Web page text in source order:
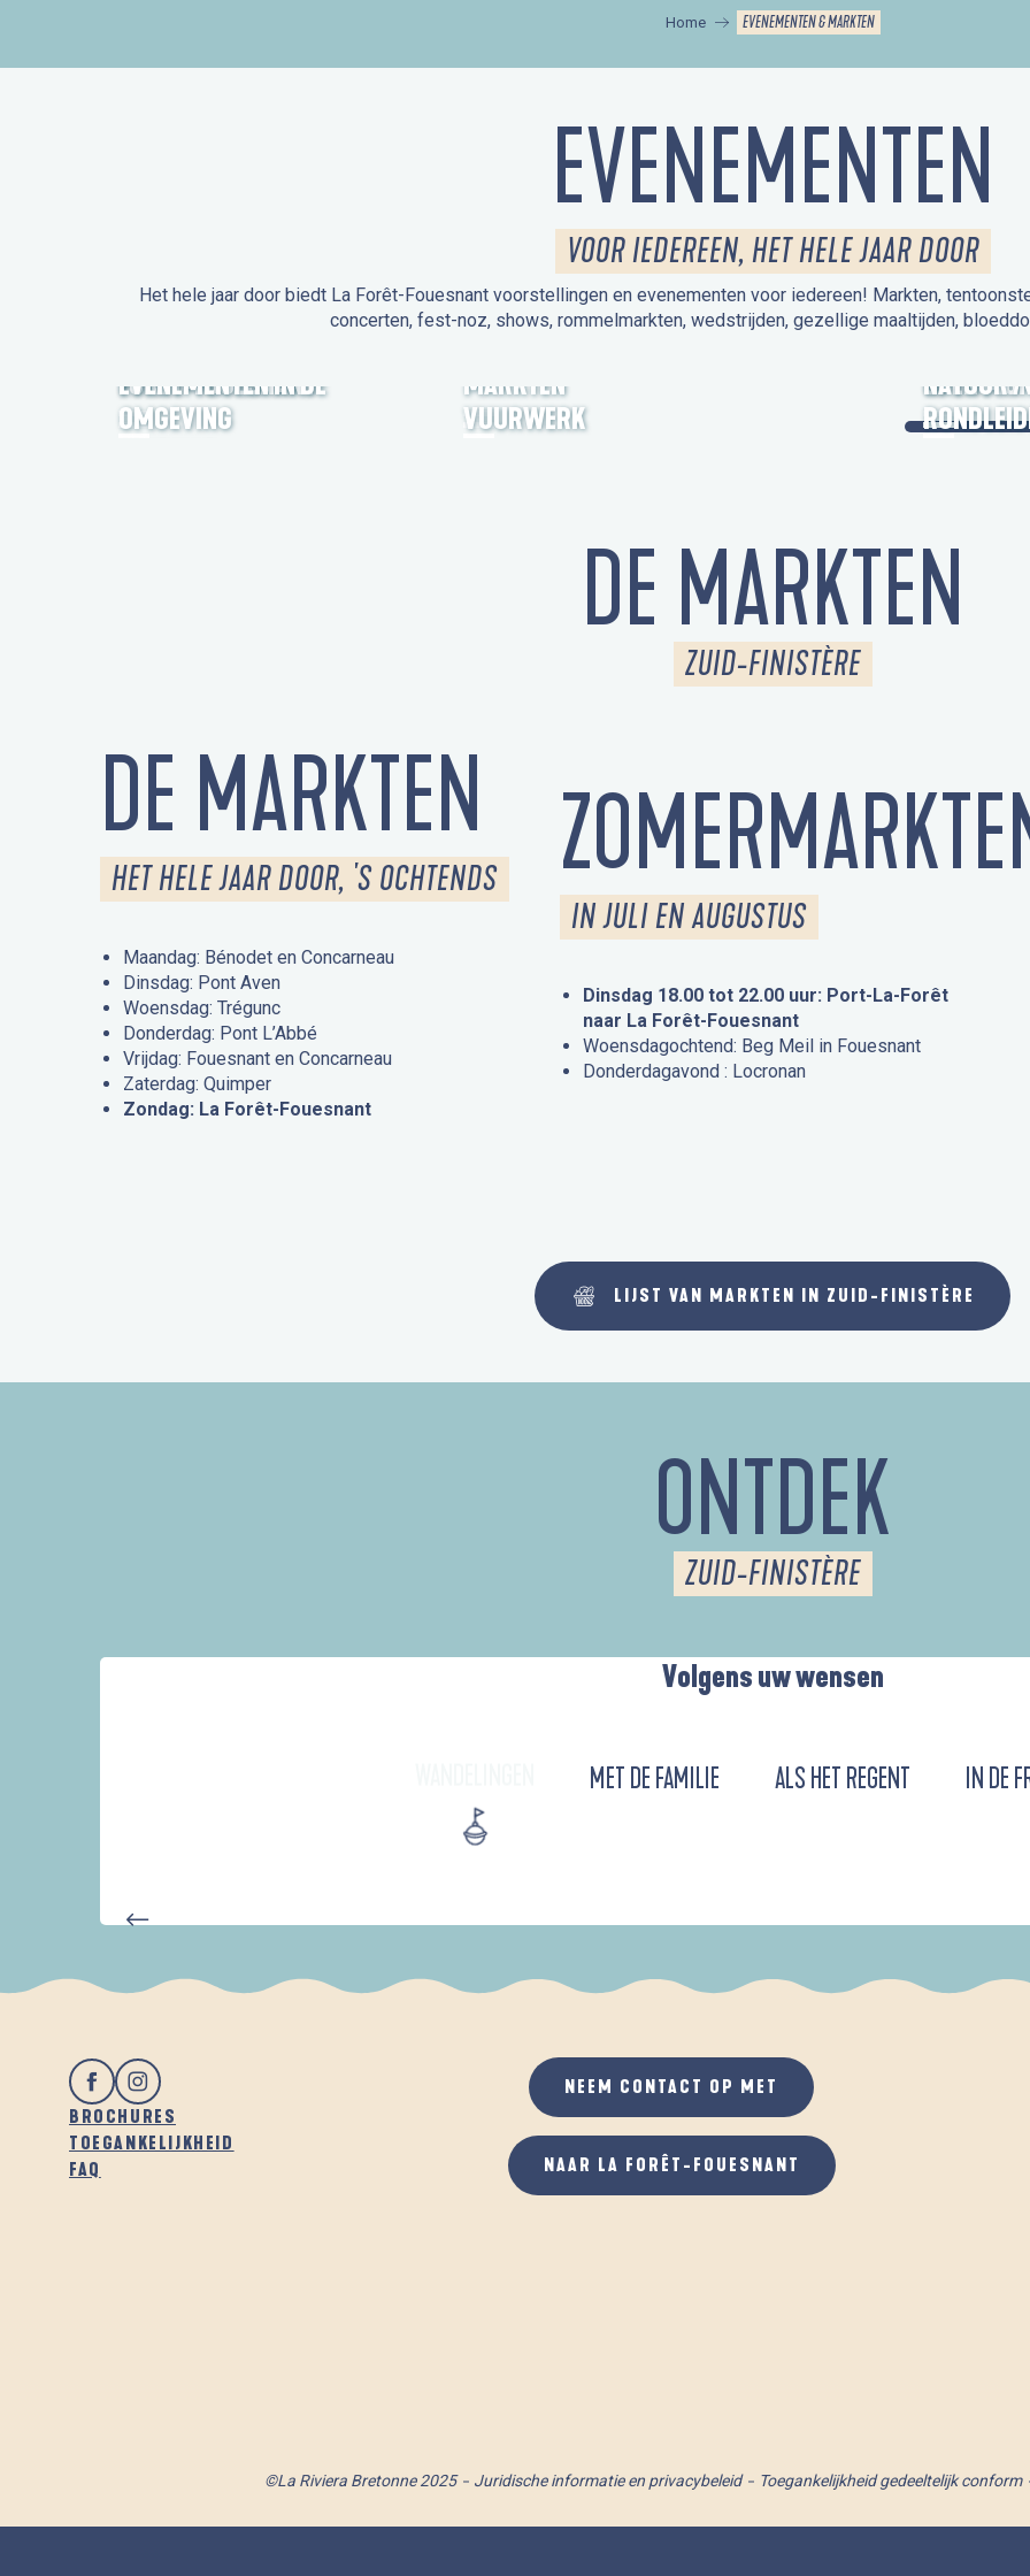
Home EVENEMENTEN & MARKTEN
EVENEMENTEN
VOOR IEDEREEN, HET HELE JAAR DOOR
Het hele jaar door biedt La Forêt-Fouesnant voorstellingen en evenementen voor iedereen! Markten,
concerten, fest-noz, shows, rommelmarkten, wedstrijden, gezellige maaltijden,
FORÊT-FOUESNANT
EVENEMENTEN IN DE
OMGEVING
MARKTEN
VUURWERK
OPEN
NATUUR /
DE MARKTEN
ZUID-FINISTÈRE
DE MARKTEN
HET HELE JAAR DOOR, 'S OCHTENDS
Maandag: Bénodet en Concarneau
Dinsdag: Pont Aven
Woensdag: Trégunc
Donderdag: Pont L’Abbé
Vrijdag: Fouesnant en Concarneau
Zaterdag: Quimper
Zondag: La Forêt-Fouesnant
IN JULI EN AUGUSTUS
Dinsdag 18.00 tot 22.00 uur: Port-La-Forêt
naar La Forêt-Fouesnant
Woensdagochtend: Beg Meil in Fouesnant
Donderdagavond : Locronan
LIJST VAN MARKTEN IN ZUID-FINISTÈRE
ONTDEK
ZUID-FINISTÈRE
Volgens uw wensen
MET DE FAMILIE ALS HET REGENT IN DE
BROCHURES
TOEGANKELIJKHEID
FAQ
NEEM CONTACT OP MET
NAAR LA FORÊT-FOUESNANT
©La Riviera Bretonne 2025 Juridische informatie en privacybeleid Toegankelijkheid gedeeltelijk conform